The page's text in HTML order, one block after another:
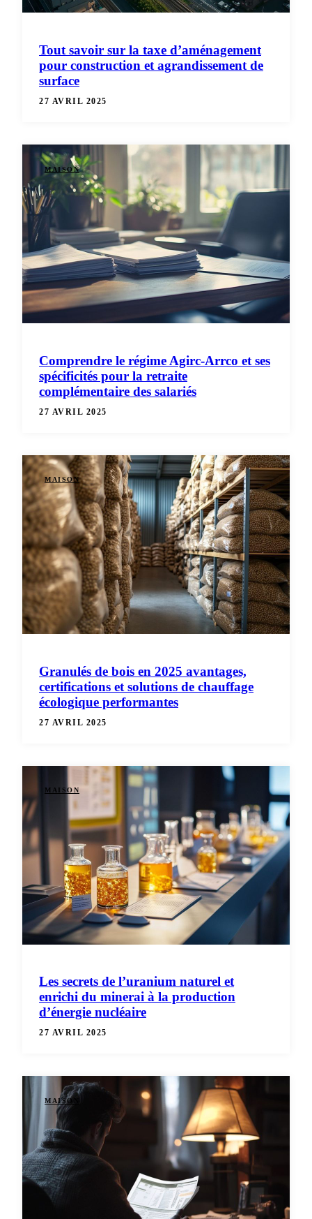
Tout savoir sur la taxe d’aménagement
pour construction et agrandissement de
surface
27 AVRIL 2025
MAISON
Comprendre le régime Agirc-Arrco et ses
spécificités pour la retraite
complémentaire des salariés
27 AVRIL 2025
MAISON
Granulés de bois en 2025 avantages,
certifications et solutions de chauffage
écologique performantes
27 AVRIL 2025
MAISON
Les secrets de l’uranium naturel et
enrichi du minerai à la production
d’énergie nucléaire
27 AVRIL 2025
MAISON